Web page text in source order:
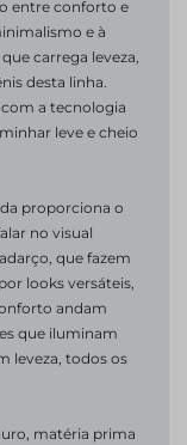
entre conforto e
e à
carrega leveza,
desta linha.
a tecnologia
leve e cheio
proporciona o
no visual
que fazem
looks versáteis,
andam
que iluminam
leveza, todos os
matéria prima